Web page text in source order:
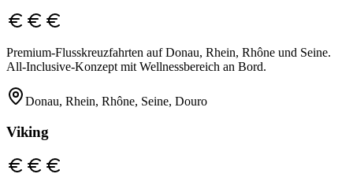
Premium-Flusskreuzfahrten auf Donau, Rhein, Rhône und Seine.
All-Inclusive-Konzept mit Wellnessbereich an Bord.
Donau, Rhein, Rhône, Seine, Douro
Viking